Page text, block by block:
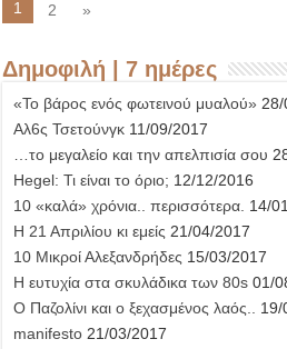
1 2 »
Δημοφιλή | 7 ημέρες
«Το βάρος ενός φωτεινού μυαλού»
Αλ6ς Τσετούνγκ 11/09/2017
…το μεγαλείο και την απελπισία σου
Hegel: Τι είναι το όριο; 12/12/2016
10 «καλά» χρόνια.. περισσότερα. 14/
Η 21 Απριλίου κι εμείς 21/04/2017
10 Μικροί Αλεξανδρήδες 15/03/2017
Η ευτυχία στα σκυλάδικα των 80s 01/
Ο Παζολίνι και ο ξεχασμένος λαός..
19/
manifesto 21/03/2017